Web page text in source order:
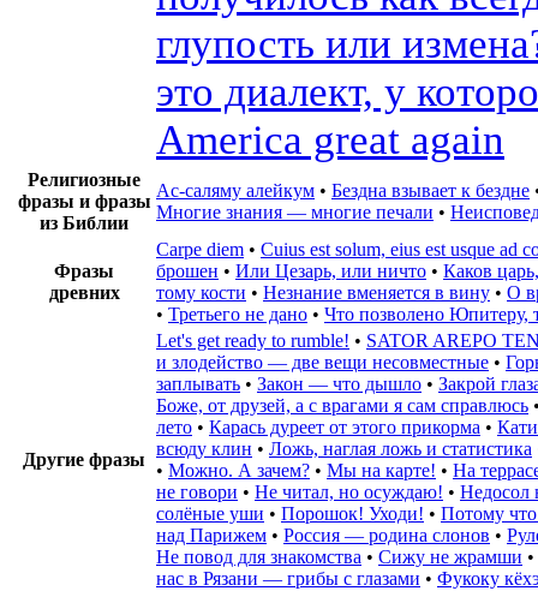
глупость или
это диалект, у
America great again
Религиозные
фразы и фразы
из Библии
Ас-саляму алейкум • Бездна взывает к бездне
Многие знания — многие печали •
Фразы
древних
Carpe diem • Cuius est solum, eius est usque ad
брошен • Или Цезарь, или ничто • Каков
тому кости • Незнание вменяется в вину • О
• Третьего не дано • Что позволено Юпитеру,
Другие фразы
Let's get ready to rumble! • SATOR AREPO
и злодейство — две вещи несовместные •
заплывать • Закон — что дышло • Закрой
Боже, от друзей, а с врагами я сам справлюсь
лето • Карась дуреет от этого прикорма •
всюду клин • Ложь, наглая ложь и статистика
• Можно. А зачем? • Мы на карте! • На
не говори • Не читал, но осуждаю! • Недосол
солёные уши • Порошок! Уходи! • Потому что
над Парижем • Россия — родина слонов •
Не повод для знакомства • Сижу не жрамши •
нас в Рязани — грибы с глазами • Фукоку